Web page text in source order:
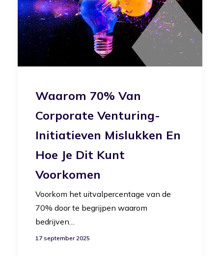
Waarom 70% Van
Corporate Venturing-
Initiatieven Mislukken En
Hoe Je Dit Kunt
Voorkomen
Voorkom het uitvalpercentage van de
70% door te begrijpen waarom
bedrijven…
17 september 2025